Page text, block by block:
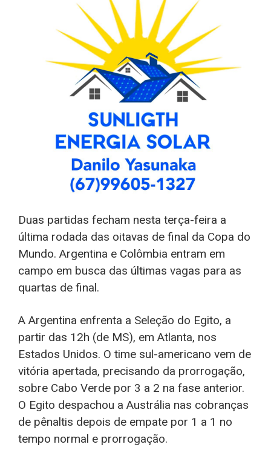
Duas partidas fecham nesta terça-feira a
última rodada das oitavas de final da Copa do
Mundo. Argentina e Colômbia entram em
campo em busca das últimas vagas para as
quartas de final.
A Argentina enfrenta a Seleção do Egito, a
partir das 12h (de MS), em Atlanta, nos
Estados Unidos. O time sul-americano vem de
vitória apertada, precisando da prorrogação,
sobre Cabo Verde por 3 a 2 na fase anterior.
O Egito despachou a Austrália nas cobranças
de pênaltis depois de empate por 1 a 1 no
tempo normal e prorrogação.